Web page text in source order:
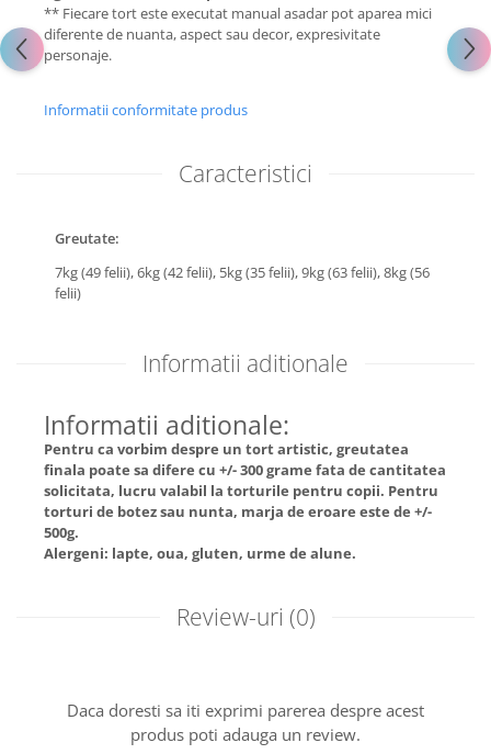
** Fiecare tort este executat manual asadar pot aparea mici
diferente de nuanta, aspect sau decor, expresivitate
personaje.
Informatii conformitate produs
Caracteristici
Greutate:
7kg (49 felii),6kg (42 felii), 5kg (35 felii),9kg (63 felii),8kg (56
felii)
Informatii aditionale
Informatii aditionale:
Pentru ca vorbim despre un tort artistic, greutatea
finala poate sa difere cu +/- 300 grame fata de cantitatea
solicitata, lucru valabil la torturile pentru copii. Pentru
torturi de botez sau nunta, marja de eroare este de +/-
500g.
Alergeni: lapte, oua, gluten, urme de alune.
Review-uri (0)
Daca doresti sa iti exprimi parerea despre acest
produs poti adauga un review.